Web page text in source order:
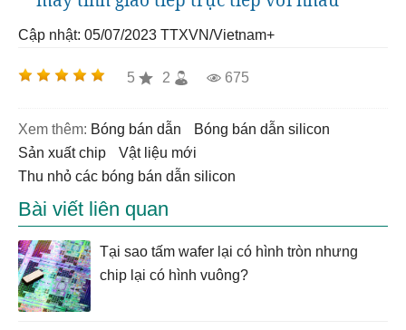
Cập nhật: 05/07/2023 TTXVN/Vietnam+
5 2 675
Xem thêm: bóng bán dẫn
bóng bán dẫn silicon
sản xuất chip
vật liệu mới
thu nhỏ các bóng bán dẫn silicon
Bài viết liên quan
Tại sao tấm wafer lại có hình tròn nhưng
chip lại có hình vuông?